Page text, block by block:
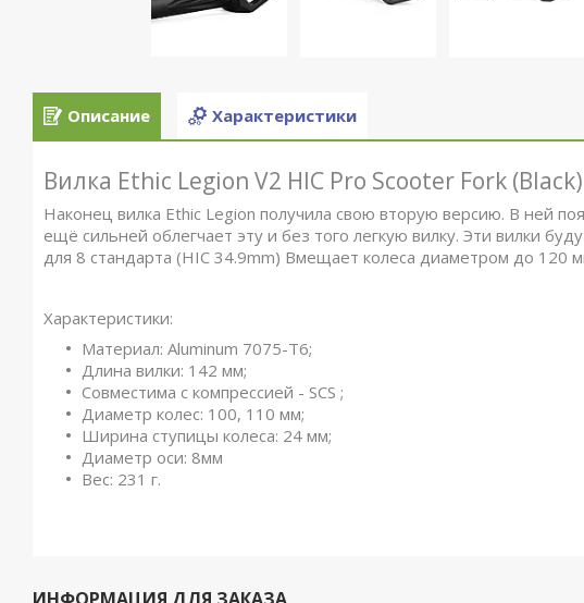
Описание Характеристики
Вилка Ethic Legion V2 HIC Pro Scooter Fork (Black)
Наконец вилка Ethic Legion получила свою вторую версию. В ней
ещё сильней облегчает эту и без того легкую вилку. Эти вилки
для 8 стандарта (HIC 34.9mm) Вмещает колеса диаметром до 120
Характеристики:
Материал: Aluminum 7075-T6;
Длина вилки: 142 мм;
Совместима с компрессией - SCS ;
Диаметр колес: 100, 110 мм;
Ширина ступицы колеса: 24 мм;
Диаметр оси: 8мм
Вес: 231 г.